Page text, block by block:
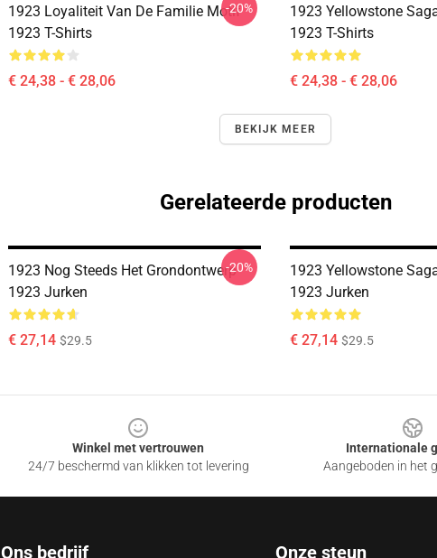
1923 Loyaliteit Van De Familie Motif
1923 T-Shirts
€ 24,38 - € 28,06
-20%
1923 Yellowstone
1923 T-Shirts
€ 24,38 - € 28,06
BEKIJK MEER
Gerelateerde producten
1923 Nog Steeds Het Grondontwerp
1923 Jurken
€ 27,14 $29.5
-20%
1923 Yellowstone
1923 Jurken
€ 27,14 $29.5
Winkel met vertrouwen
24/7 beschermd van klikken tot levering
Internationale
Aangeboden in het
Ons bedrijf Onze steun